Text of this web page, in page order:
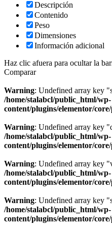
Descripción
Contenido
Peso
Dimensiones
Información adicional
Haz clic afuera para ocultar la
Comparar
Warning: Undefined array key
/home/stalabcl/public_html/wp-
content/plugins/elementor/
Warning: Undefined array key
/home/stalabcl/public_html/wp-
content/plugins/elementor/
Warning: Undefined array key
/home/stalabcl/public_html/wp-
content/plugins/elementor/
Warning: Undefined array key
/home/stalabcl/public_html/wp-
content/plugins/elementor/